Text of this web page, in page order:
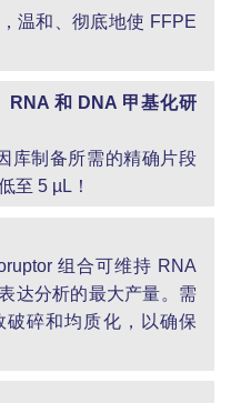
温和、彻底地使 FFPE
RNA 和 DNA 甲基化研
库制备所需的精确片段
至 5 µL！
组合可维持 RNA
达分析的最大产量。需
碎和均质化，以确保